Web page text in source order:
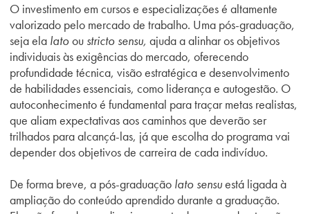
O investimento em cursos e especializações é altamente
valorizado pelo mercado de trabalho. Uma pós-graduação,
seja ela latoou stricto sensu, ajuda a alinhar os objetivos
individuais às exigências do mercado, oferecendo
profundidade técnica, visão estratégica e desenvolvimento
de habilidades essenciais, como liderança e autogestão. O
autoconhecimento é fundamental para traçar metas realistas,
que aliam expectativas aos caminhos que deverão ser
trilhados para alcançá-las, já que escolha do programa vai
depender dos objetivos de carreira de cada indivíduo.
De forma breve, a pós-graduação lato sensuestá ligada à
ampliação do conteúdo aprendido durante a graduação.